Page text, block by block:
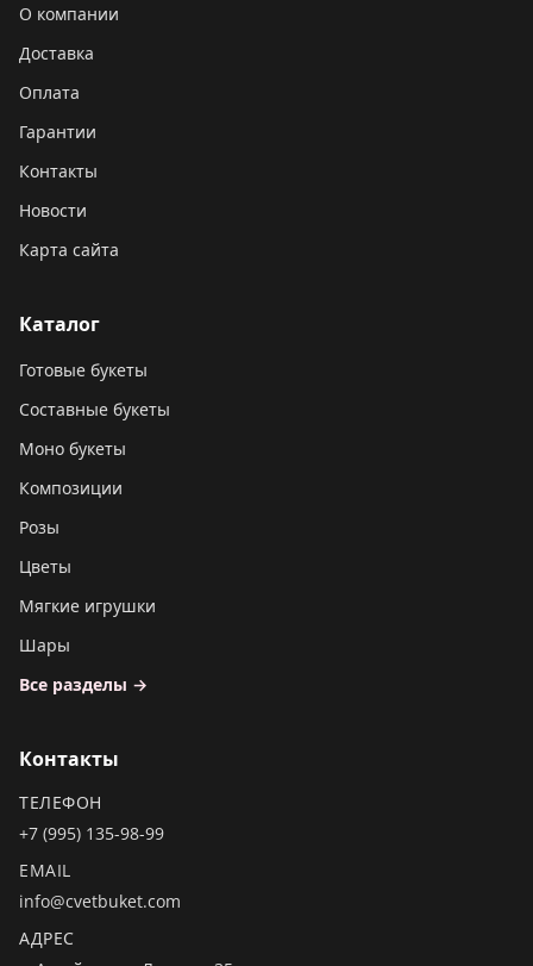
О компании
Доставка
Оплата
Гарантии
Контакты
Новости
Карта сайта
Каталог
Готовые букеты
Составные букеты
Моно букеты
Композиции
Розы
Цветы
Мягкие игрушки
Шары
Все разделы →
Контакты
ТЕЛЕФОН
+7 (995) 135-98-99
EMAIL
info@cvetbuket.com
АДРЕС